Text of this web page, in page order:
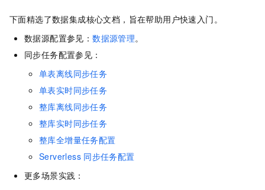
下面精选了数据集成核心文档，旨在帮助用户快速入门。
数据源配置参见：数据源管理。
同步任务配置参见：
单表离线同步任务
单表实时同步任务
整库离线同步任务
整库实时同步任务
整库全增量任务配置
Serverless 同步任务配置
更多场景实践：